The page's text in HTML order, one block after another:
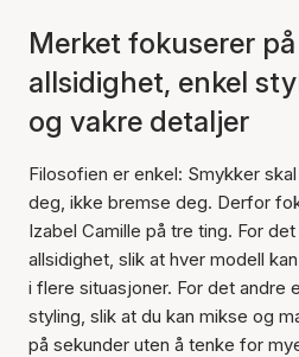
Merket fokuserer på
allsidighet, enkel
og vakre detaljer
Filosofien er enkel: Smykker
deg, ikke bremse deg. Derfor
Izabel Camille på tre ting. For
allsidighet, slik at hver modell
i flere situasjoner. For det andre
styling, slik at du kan mikse og
på sekunder uten å tenke for